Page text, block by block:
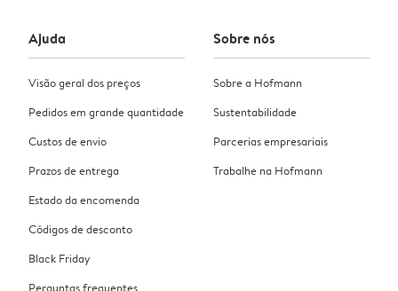
Ajuda
Visão geral dos preços
Pedidos em grande quantidade
Custos de envio
Prazos de entrega
Estado da encomenda
Códigos de desconto
Black Friday
Perguntas frequentes
Sobre nós
Sobre a Hofmann
Sustentabilidade
Parcerias empresariais
Trabalhe na Hofmann